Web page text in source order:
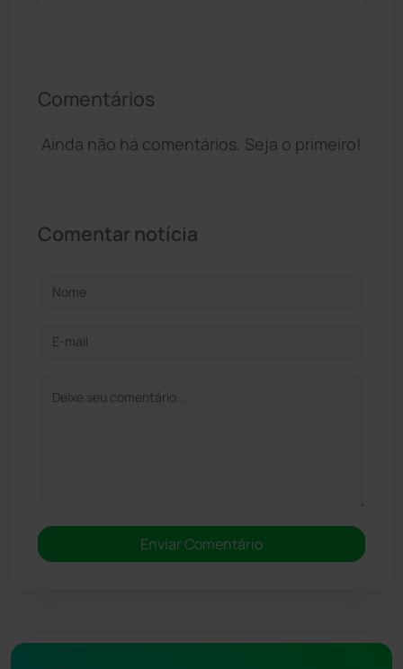
Comentários
Ainda não há comentários. Seja o primeiro!
Comentar notícia